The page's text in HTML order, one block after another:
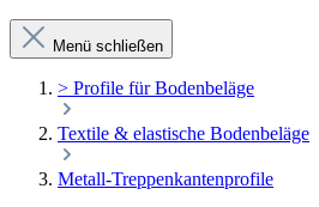
Menü schließen
> Profile für Bodenbeläge
Textile & elastische Bodenbeläge
Metall-Treppenkantenprofile